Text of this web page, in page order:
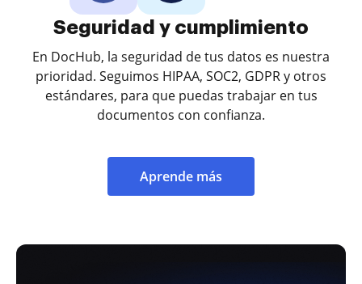
Seguridad y cumplimiento
En DocHub, la seguridad de tus datos es nuestra
prioridad. Seguimos HIPAA, SOC2, GDPR y otros
estándares, para que puedas trabajar en tus
documentos con confianza.
Aprende más